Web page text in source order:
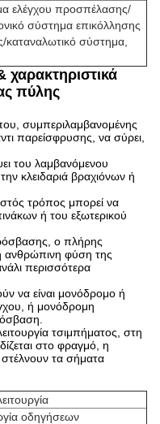
ελέγχου προσπέλασης/
σύστημα επικόλλησης
καταναλωτικό σύστημα,
χαρακτηριστικά
πύλης
συμπεριλαμβανομένης
παρείσφρυσης, να σύρει,
του λαμβανόμενου
κλειδαριά βραχιόνων ή
τρόπος μπορεί να
ή του εξωτερικού
ο πλήρης
ανθρώπινη φύση της
περισσότερα
να είναι μονόδρομο ή
ή μονόδρομη
τσιμπήματος, στη
στο φραγμό, η
τα σήματα
οδηγήσεων